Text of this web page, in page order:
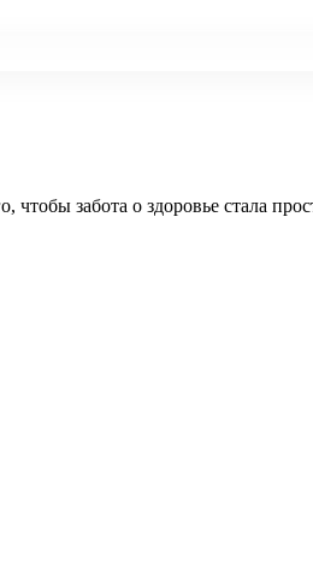
чтобы забота о здоровье стала